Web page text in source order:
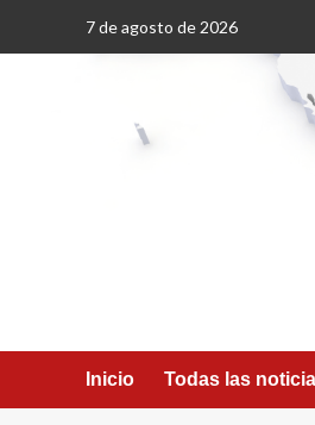
7 de agosto de 2026
Inicio Todas las